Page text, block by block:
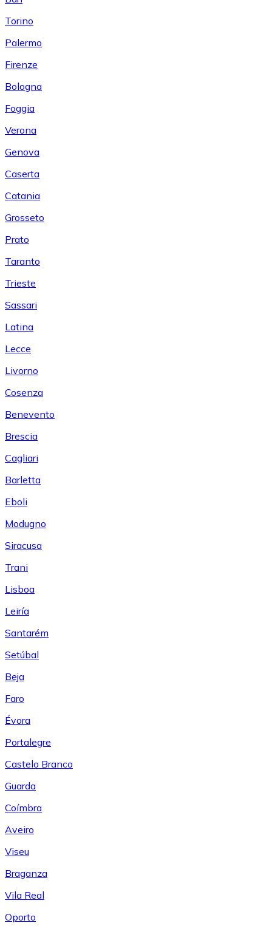
Torino
Palermo
Firenze
Bologna
Foggia
Verona
Genova
Caserta
Catania
Grosseto
Prato
Taranto
Trieste
Sassari
Latina
Lecce
Livorno
Cosenza
Benevento
Brescia
Cagliari
Barletta
Eboli
Modugno
Siracusa
Trani
Lisboa
Leiría
Santarém
Setúbal
Beja
Faro
Évora
Portalegre
Castelo Branco
Guarda
Coímbra
Aveiro
Viseu
Braganza
Vila Real
Oporto